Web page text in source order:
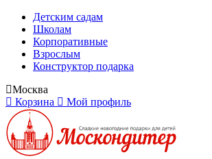
Детским садам
Школам
Корпоративные
Взрослым
Конструктор подарка
Москва
Корзина
Мой профиль